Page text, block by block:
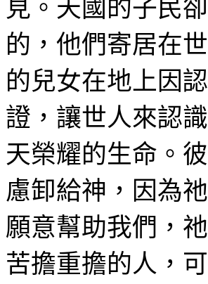
見。天國的子民
的，他們寄居在
的兒女在地上因
證，讓世人來認
天榮耀的生命。
慮卸給神，因為
願意幫助我們，
苦擔重擔的人，